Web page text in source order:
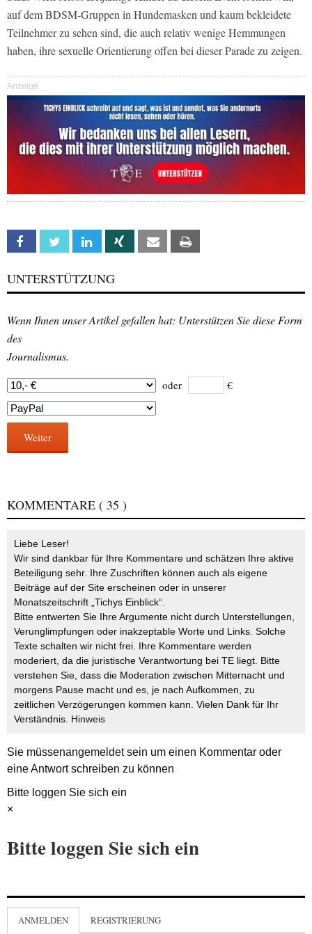
auf dem BDSM-Gruppen in Hundemasken und kaum bekleidete
Teilnehmer zu sehen sind, die auch relativ wenige Hemmungen
haben, ihre sexuelle Orientierung offen bei dieser Parade zu zeigen.
Anzeige
Facebook Twitter Linkedin Xing Email
UNTERSTÜTZUNG
Wenn Ihnen unser Artikel gefallen hat: Unterstützen Sie diese Form
des
Journalismus.
oder €
Weiter
KOMMENTARE ( 35 )
Liebe Leser!
Wir sind dankbar für Ihre Kommentare und schätzen Ihre aktive
Beteiligung sehr. Ihre Zuschriften können auch als eigene
Beiträge auf der Site erscheinen oder in unserer
Monatszeitschrift „Tichys Einblick“.
Bitte entwerten Sie Ihre Argumente nicht durch Unterstellungen,
Verunglimpfungen oder inakzeptable Worte und Links. Solche
Texte schalten wir nicht frei. Ihre Kommentare werden
moderiert, da die juristische Verantwortung bei TE liegt. Bitte
verstehen Sie, dass die Moderation zwischen Mitternacht und
morgens Pause macht und es, je nach Aufkommen, zu
zeitlichen Verzögerungen kommen kann. Vielen Dank für Ihr
Verständnis. Hinweis
Sie müssenangemeldetsein um einen Kommentar oder
eine Antwort schreiben zu können
Bitte loggen Sie sich ein
×
Bitte loggen Sie sich ein
ANMELDEN REGISTRIERUNG